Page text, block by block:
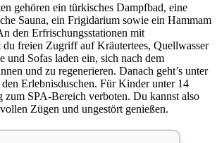
gehören ein türkisches Dampfbad, eine
Sauna, ein Frigidarium sowie ein Hammam
den Erfrischungsstationen mit
du freien Zugriff auf Kräutertees, Quellwasser
und Sofas laden ein, sich nach dem
und zu regenerieren. Danach geht’s unter
Erlebnisduschen. Für Kinder unter 14
zum SPA-Bereich verboten. Du kannst also
Zügen und ungestört genießen.